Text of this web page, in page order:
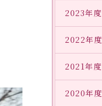
2023年度
2022年度
2021年度
2020年度